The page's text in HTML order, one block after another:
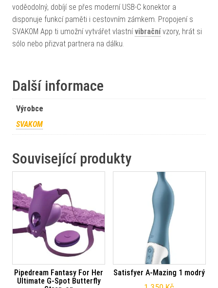
voděodolný, dobíjí se přes moderní USB-C konektor a
disponuje funkcí paměti i cestovním zámkem. Propojení s
SVAKOM App ti umožní vytvářet vlastnívibračnívzory, hrát si
sólo nebo přizvat partnera na dálku.
Další informace
Výrobce
SVAKOM
Související produkty
Pipedream Fantasy For Her
Ultimate G-Spot Butterfly
Satisfyer A-Mazing 1 modrý